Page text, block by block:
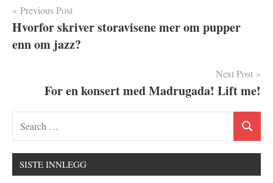
Innleggsnavigasjon
Previous Post
Hvorfor skriver storavisene mer om pupper
enn om jazz?
Next Post
For en konsert med Madrugada! Lift me!
SISTE INNLEGG